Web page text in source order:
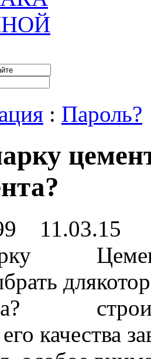
: Пароль?
11.03.15
качества